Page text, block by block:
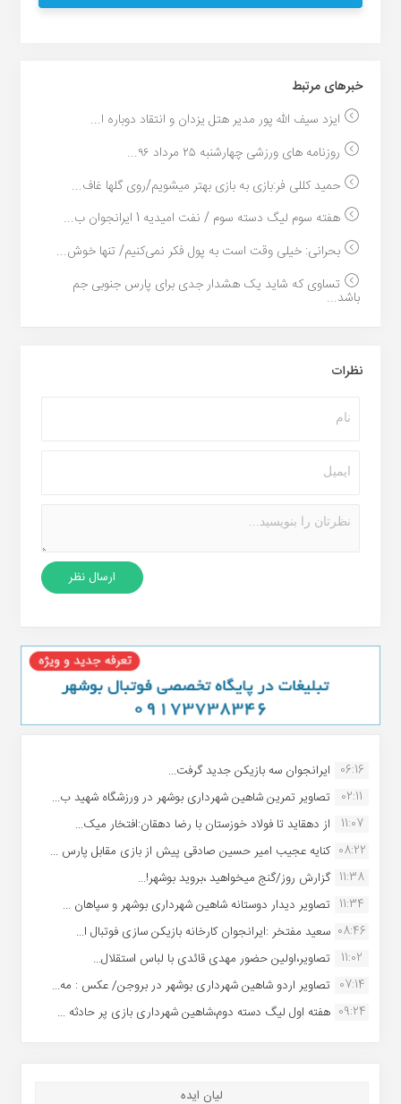
خبر‌های مرتبط
ایزد سیف الله پور مدیر هتل یزدان و انتقاد دوباره ا...
روزنامه های ورزشی چهارشنبه ۲۵ مرداد ۹۶...
حمید کللی فر:بازی به بازی بهتر میشویم/روی گلها غاف...
هفته سوم لیگ دسته سوم / نفت امیدیه 1 ایرانجوان ب...
بحرانی: خیلی وقت است به پول فکر نمی‌کنیم/ تنها خوش...
تساوی که شاید یک هشدار جدی برای پارس جنوبی جم
باشد...
نظرات
06:16 ایرانجوان سه بازیکن جدید گرفت...
02:11
تصاویر تمرین شاهین شهردارى بوشهر در ورزشگاه شهید ب...
11:07
از دهقاید تا فولاد خوزستان با رضا دهقان:افتخار میک...
08:22 کنایه عجیب امیر حسین صادقی پیش از بازی مقابل پارس ...
11:38 گزارش روز/گنج میخواهید ،بروید بوشهر!...
11:34 تصاویر دیدار دوستانه شاهین شهردارى بوشهر و سپاهان ...
08:46 سعید مفتخر :ایرانجوان کارخانه بازیکن سازی فوتبال ا...
11:02
تصاویر،اولین حضور مهدی قائدی با لباس استقلال...
07:14 تصاویر اردو شاهین شهرداری بوشهر در بروجن/ عکس : مه...
09:24 هفته اول لیگ دسته دوم،شاهین شهرداری بازی پر حادثه ...
لیان ایده